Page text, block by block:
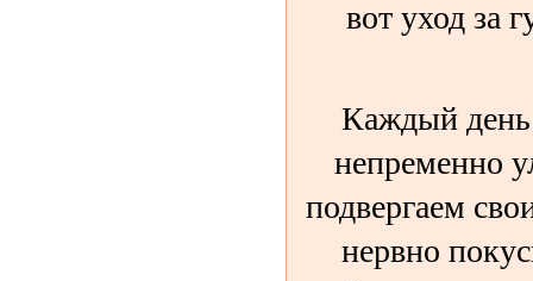
вот уход за
Каждый
непременно
подвергаем
нервно